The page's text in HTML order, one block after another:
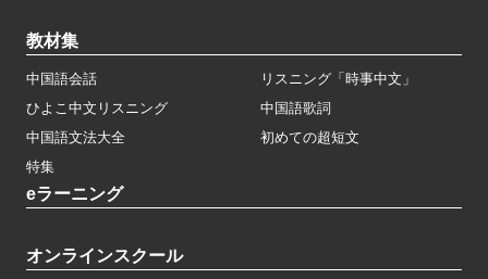
教材集
中国語会話
リスニング「時事中文」
ひよこ中文リスニング
中国語歌詞
中国語文法大全
初めての超短文
特集
eラーニング
オンラインスクール